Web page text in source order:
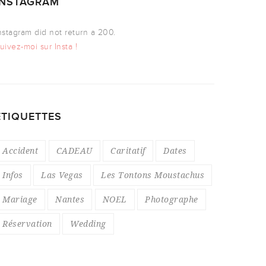
did not return a 200.
moi sur Insta !
Accident CADEAU Caritatif Dates
Infos Las Vegas Les Tontons Moustachus
Mariage Nantes NOEL Photographe
Réservation Wedding